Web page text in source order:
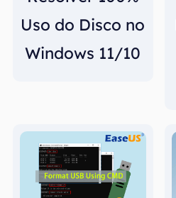
Uso do Disco no
Windows 11/10